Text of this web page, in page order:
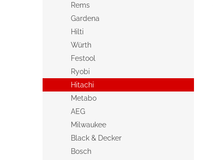
Rems
Gardena
Hilti
Würth
Festool
Ryobi
Hitachi
Metabo
AEG
Milwaukee
Black & Decker
Bosch